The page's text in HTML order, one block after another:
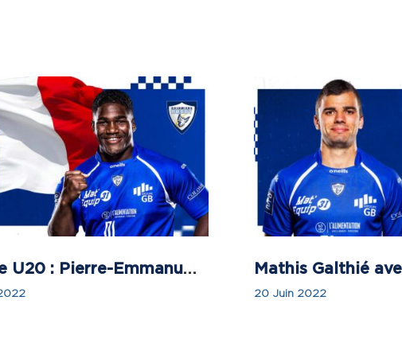
France U20 : Pierre-Emmanuel Pacheco convoqué pour le U20 Summer Series !
20 Juin 2022